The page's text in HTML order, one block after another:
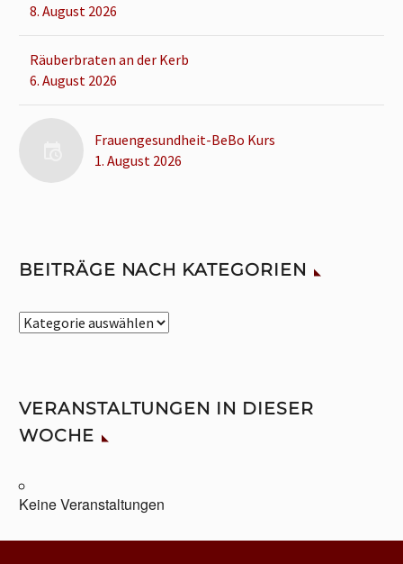
8. August 2026
Räuberbraten an der Kerb
6. August 2026
Frauengesundheit-BeBo Kurs
1. August 2026
BEITRÄGE NACH KATEGORIEN
Beiträge
VERANSTALTUNGEN IN DIESER
WOCHE
Keine Veranstaltungen